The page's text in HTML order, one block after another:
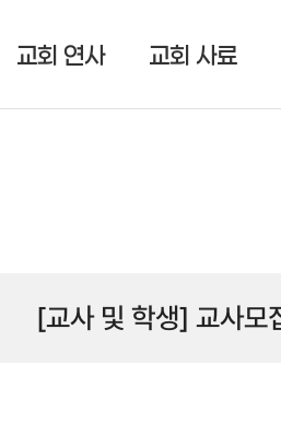
교회 연사 교회 사료
[교사 및 학생] 교사모